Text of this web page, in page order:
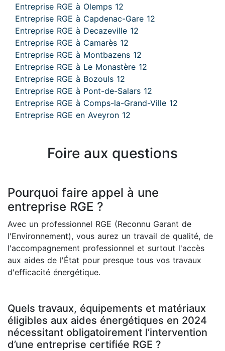
Entreprise RGE à Olemps 12
Entreprise RGE à Capdenac-Gare 12
Entreprise RGE à Decazeville 12
Entreprise RGE à Camarès 12
Entreprise RGE à Montbazens 12
Entreprise RGE à Le Monastère 12
Entreprise RGE à Bozouls 12
Entreprise RGE à Pont-de-Salars 12
Entreprise RGE à Comps-la-Grand-Ville 12
Entreprise RGE en Aveyron 12
Foire aux questions
Pourquoi faire appel à une
entreprise RGE ?
Avec un professionnel RGE (Reconnu Garant de
l'Environnement), vous aurez un travail de qualité, de
l'accompagnement professionnel et surtout l'accès
aux aides de l'État pour presque tous vos travaux
d'efficacité énergétique.
Quels travaux, équipements et matériaux
éligibles aux aides énergétiques en 2024
nécessitant obligatoirement l’intervention
d’une entreprise certifiée RGE ?